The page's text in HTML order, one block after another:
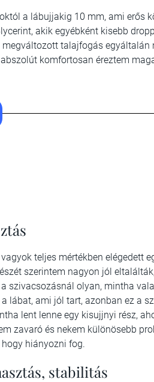
a lábujjakig 10 mm, ami erős
akik egyébként kisebb
talajfogás
komfortosan éreztem
teljes mértékben elégedett
szerintem nagyon jól
szivacsozásnál olyan, mintha
a lábat, ami jól tart, azonban ez a
lent lenne egy kisujjnyi rész,
zavaró és nekem különösebb
hiányozni fog.
stabilitás